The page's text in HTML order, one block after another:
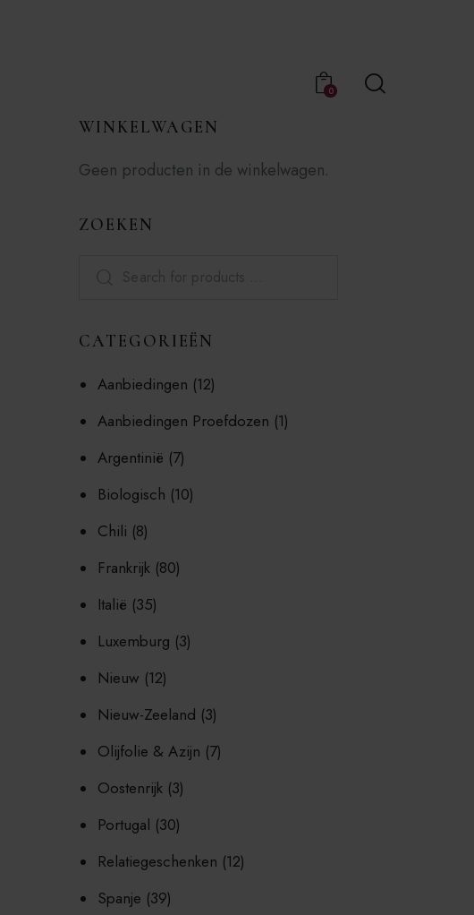
0
WINKELWAGEN
Geen producten in de winkelwagen.
ZOEKEN
CATEGORIEËN
Aanbiedingen (12)
Aanbiedingen Proefdozen (1)
Argentinië (7)
Biologisch (10)
Chili (8)
Frankrijk (80)
Italië (35)
Luxemburg (3)
Nieuw (12)
Nieuw-Zeeland (3)
Olijfolie & Azijn (7)
Oostenrijk (3)
Portugal (30)
Relatiegeschenken (12)
Spanje (39)